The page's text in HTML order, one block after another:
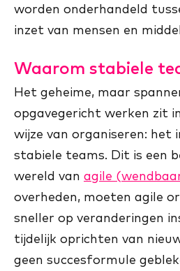
worden onderhandeld
inzet van mensen en
Waarom stabiele
Het geheime, maar
opgavegericht werken zit
wijze van organiseren: het
stabiele teams. Dit is een
wereld van agile
overheden, moeten agile
sneller op veranderingen
tijdelijk oprichten van
geen succesformule